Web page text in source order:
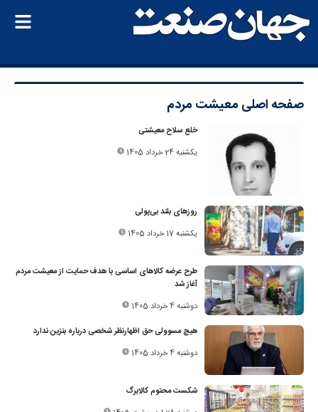
صفحه اصلی معیشت مردم
خلع سلاح معیشتی
یکشنبه 24 خرداد 1405
روزهای بلند بی‌پولی
یکشنبه 17 خرداد 1405
طرح عرضه کالاهای اساسی با هدف حمایت از معیشت مردم
آغاز شد
دوشنبه 4 خرداد 1405
‌هیچ مسوولی حق اظهارنظر شخصی درباره بنزین ندارد
دوشنبه 4 خرداد 1405
شکست محتوم کالابرگ